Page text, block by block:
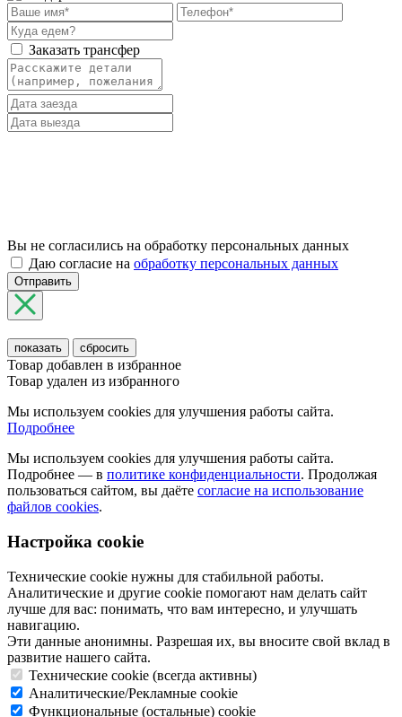
Заказать трансфер
Вы не согласились на обработку персональных данных
Даю согласие на обработку персональных данных
Отправить
показать сбросить
Товар добавлен в избранное
Товар удален из избранного
Мы используем cookies для улучшения работы сайта.
Подробнее
Мы используем cookies для улучшения работы сайта.
Подробнее — в политике конфиденциальности. Продолжая
пользоваться сайтом, вы даёте согласие на использование
файлов cookies.
Настройка cookie
Технические cookie нужны для стабильной работы.
Аналитические и другие cookie помогают нам делать сайт
лучше для вас: понимать, что вам интересно, и улучшать
навигацию.
Эти данные анонимны. Разрешая их, вы вносите свой вклад в
развитие нашего сайта.
Технические cookie (всегда активны)
Аналитические/Рекламные cookie
Функциональные (остальные) cookie